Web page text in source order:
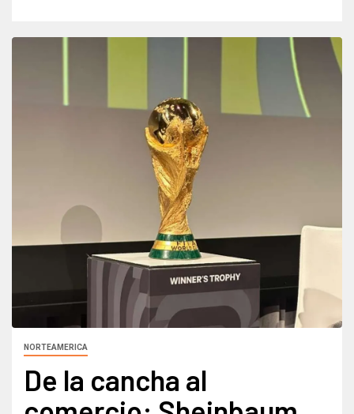
NORTEAMERICA
De la cancha al